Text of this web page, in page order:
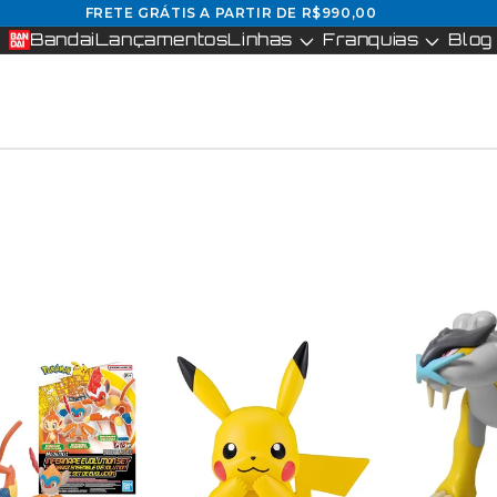
FRETE GRÁTIS A PARTIR DE R$990,00
BandaiLançamentosLinhas Franquias Blog